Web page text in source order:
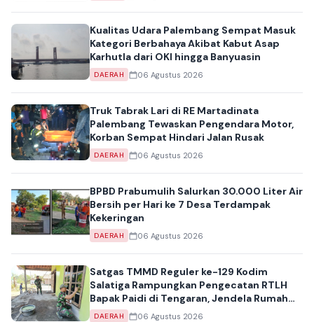
Kualitas Udara Palembang Sempat Masuk
Kategori Berbahaya Akibat Kabut Asap
Karhutla dari OKI hingga Banyuasin
DAERAH 06 Agustus 2026
Truk Tabrak Lari di RE Martadinata
Palembang Tewaskan Pengendara Motor,
Korban Sempat Hindari Jalan Rusak
DAERAH 06 Agustus 2026
BPBD Prabumulih Salurkan 30.000 Liter Air
Bersih per Hari ke 7 Desa Terdampak
Kekeringan
DAERAH 06 Agustus 2026
Satgas TMMD Reguler ke-129 Kodim
Salatiga Rampungkan Pengecatan RTLH
Bapak Paidi di Tengaran, Jendela Rumah
Kini Tampil Bersih
DAERAH 06 Agustus 2026